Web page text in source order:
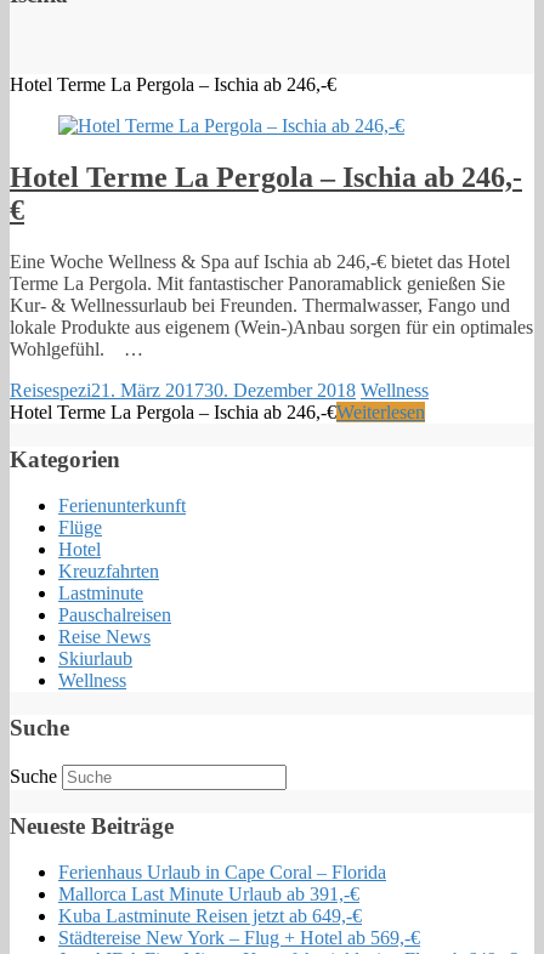
Hotel Terme La Pergola – Ischia ab 246,-€
Hotel Terme La Pergola – Ischia ab 246,-
€
Eine Woche Wellness & Spa auf Ischia ab 246,-€ bietet das Hotel
Terme La Pergola. Mit fantastischer Panoramablick genießen Sie
Kur- & Wellnessurlaub bei Freunden. Thermalwasser, Fango und
lokale Produkte aus eigenem (Wein-)Anbau sorgen für ein optimales
Wohlgefühl. …
Reisespezi21. März 201730. Dezember 2018 Wellness
Hotel Terme La Pergola – Ischia ab 246,-€Weiterlesen
Kategorien
Ferienunterkunft
Flüge
Hotel
Kreuzfahrten
Lastminute
Pauschalreisen
Reise News
Skiurlaub
Wellness
Suche
Suche
Neueste Beiträge
Ferienhaus Urlaub in Cape Coral – Florida
Mallorca Last Minute Urlaub ab 391,-€
Kuba Lastminute Reisen jetzt ab 649,-€
Städtereise New York – Flug + Hotel ab 569,-€